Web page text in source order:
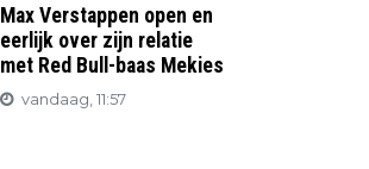
Max Verstappen open en
eerlijk over zijn relatie
met Red Bull-baas Mekies
vandaag, 11:57